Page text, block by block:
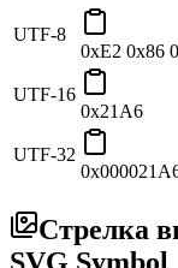
UTF-8
0xE2 0x86
UTF-16
0x21A6
UTF-32
Стрелка